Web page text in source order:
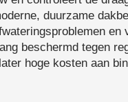
duurzame
beschermd tegen
hoge kosten aan